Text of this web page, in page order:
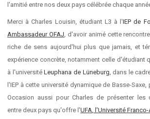
l'amitié entre nos deux pays célébrée chaque
Merci à Charles Louisin, étudiant L3 à l'IEP de
Ambassadeur OFAJ , d'avoir animé cette
riche de sens aujourd'hui plus que jamais, et
expérience concrète, notamment celle d'étudiant
à l'universitéLeuphana de Lüneburg , dans le
l'IEP à cette université dynamique de Basse-Saxe,
Occasion aussi pour Charles de présenter les
entre deux pays qu'offre l'UFA , l'Université